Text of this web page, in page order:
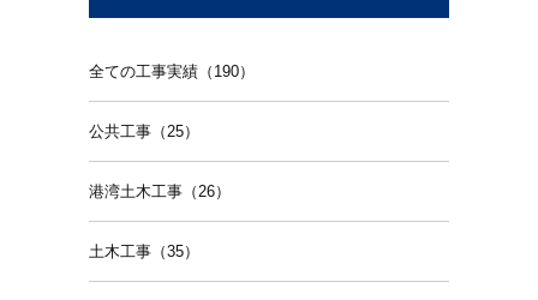
全ての工事実績（190）
公共工事（25）
港湾土木工事（26）
土木工事（35）